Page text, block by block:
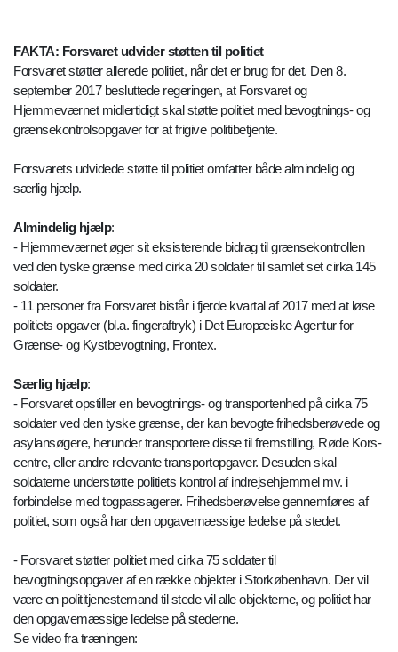
FAKTA: Forsvaret udvider støtten til politiet
Forsvaret støtter allerede politiet, når det er brug for det. Den 8.
september 2017 besluttede regeringen, at Forsvaret og
Hjemmeværnet midlertidigt skal støtte politiet med bevogtnings- og
grænsekontrolsopgaver for at frigive politibetjente.
Forsvarets udvidede støtte til politiet omfatter både almindelig og
særlig hjælp.
Almindelig hjælp:
- Hjemmeværnet øger sit eksisterende bidrag til grænsekontrollen
ved den tyske grænse med cirka 20 soldater til samlet set cirka 145
soldater.
- 11 personer fra Forsvaret bistår i fjerde kvartal af 2017 med at løse
politiets opgaver (bl.a. fingeraftryk) i Det Europæiske Agentur for
Grænse- og Kystbevogtning, Frontex.
Særlig hjælp:
- Forsvaret opstiller en bevogtnings- og transportenhed på cirka 75
soldater ved den tyske grænse, der kan bevogte frihedsberøvede og
asylansøgere, herunder transportere disse til fremstilling, Røde Kors-
centre, eller andre relevante transportopgaver. Desuden skal
soldaterne understøtte politiets kontrol af indrejsehjemmel mv. i
forbindelse med togpassagerer. Frihedsberøvelse gennemføres af
politiet, som også har den opgavemæssige ledelse på stedet.
- Forsvaret støtter politiet med cirka 75 soldater til
bevogtningsopgaver af en række objekter i Storkøbenhavn. Der vil
være en polititjenestemand til stede vil alle objekterne, og politiet har
den opgavemæssige ledelse på stederne.
Se video fra træningen: